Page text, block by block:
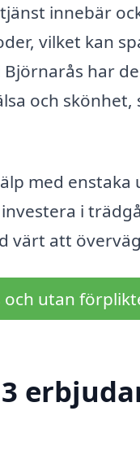
innebär
vilket kan
har
och
med
i
värt att
och utan